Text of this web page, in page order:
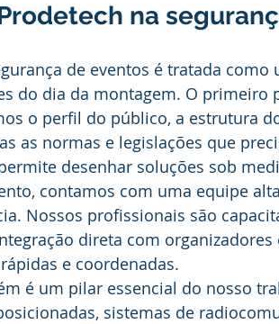
na
de eventos é tratada
do dia da montagem. O primeiro
o perfil do público, a estrutura
as normas e legislações que
desenhar soluções sob
contamos com uma equipe
Nossos profissionais são
direta com
e coordenadas.
é um pilar essencial do nosso
sistemas de